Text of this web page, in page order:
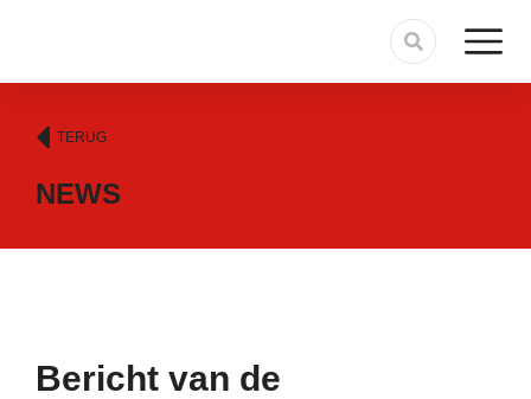
TERUG
NEWS
Bericht van de